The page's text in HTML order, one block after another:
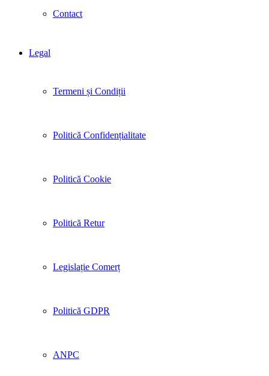
Contact
Legal
Termeni și Condiții
Politică Confidențialitate
Politică Cookie
Politică Retur
Legislație Comerț
Politică GDPR
ANPC